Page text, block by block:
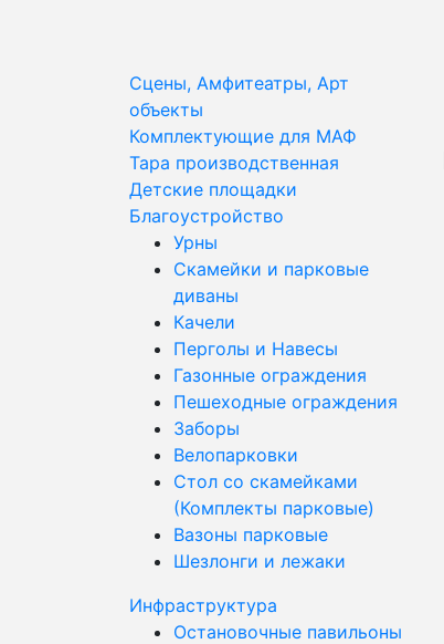
Сцены, Амфитеатры, Арт
объекты
Комплектующие для МАФ
Тара производственная
Детские площадки
Благоустройство
Урны
Скамейки и парковые
диваны
Качели
Перголы и Навесы
Газонные ограждения
Пешеходные ограждения
Заборы
Велопарковки
Стол со скамейками
(Комплекты парковые)
Вазоны парковые
Шезлонги и лежаки
Инфраструктура
Остановочные павильоны